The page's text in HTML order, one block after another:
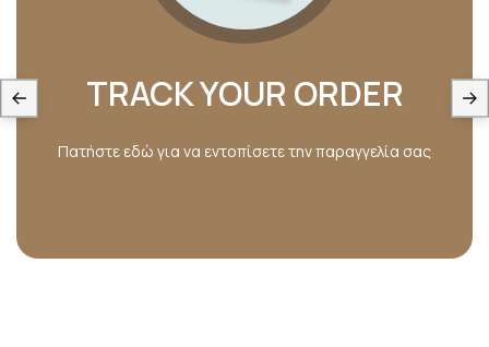
TRACK YOUR ORDER
Πατήστε εδώ για να εντοπίσετε την παραγγελία σας